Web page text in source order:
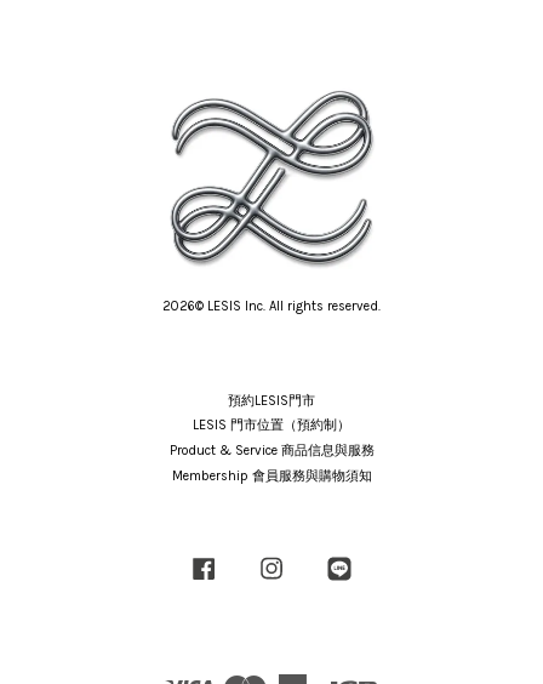
2026© LESIS Inc. All rights reserved.
預約LESIS門市
LESIS 門市位置（預約制）
Product & Service 商品信息與服務
Membership 會員服務與購物須知
Facebook Instagram
Visa Master American